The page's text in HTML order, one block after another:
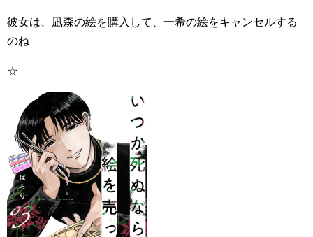
彼女は、凪森の絵を購入して、一希の絵をキャンセルする
のね
☆